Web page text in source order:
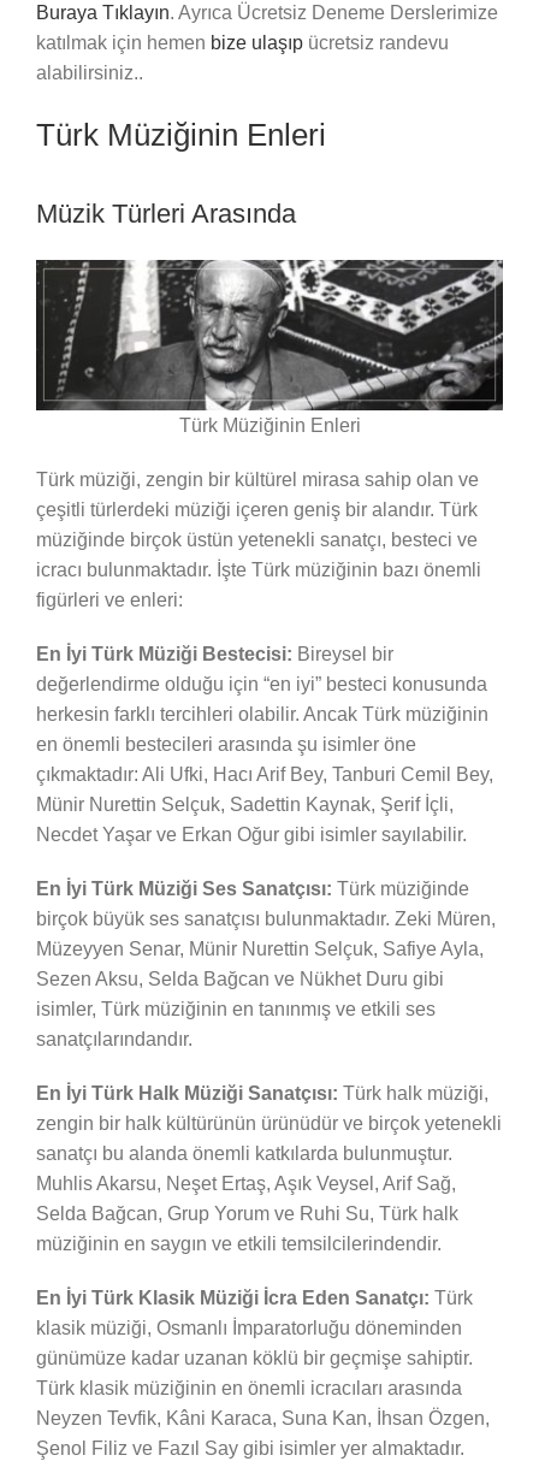
Buraya Tıklayın. Ayrıca Ücretsiz Deneme Derslerimize
katılmak için hemen bize ulaşıpücretsiz randevu
alabilirsiniz..
Türk Müziğinin Enleri
Müzik Türleri Arasında
Türk Müziğinin Enleri
Türk müziği, zengin bir kültürel mirasa sahip olan ve
çeşitli türlerdeki müziği içeren geniş bir alandır. Türk
müziğinde birçok üstün yetenekli sanatçı, besteci ve
icracı bulunmaktadır. İşte Türk müziğinin bazı önemli
figürleri ve enleri:
En İyi Türk Müziği Bestecisi: Bireysel bir
değerlendirme olduğu için “en iyi” besteci konusunda
herkesin farklı tercihleri olabilir. Ancak Türk müziğinin
en önemli bestecileri arasında şu isimler öne
çıkmaktadır: Ali Ufki, Hacı Arif Bey, Tanburi Cemil Bey,
Münir Nurettin Selçuk, Sadettin Kaynak, Şerif İçli,
Necdet Yaşar ve Erkan Oğur gibi isimler sayılabilir.
En İyi Türk Müziği Ses Sanatçısı: Türk müziğinde
birçok büyük ses sanatçısı bulunmaktadır. Zeki Müren,
Müzeyyen Senar, Münir Nurettin Selçuk, Safiye Ayla,
Sezen Aksu, Selda Bağcan ve Nükhet Duru gibi
isimler, Türk müziğinin en tanınmış ve etkili ses
sanatçılarındandır.
En İyi Türk Halk Müziği Sanatçısı: Türk halk müziği,
zengin bir halk kültürünün ürünüdür ve birçok yetenekli
sanatçı bu alanda önemli katkılarda bulunmuştur.
Muhlis Akarsu, Neşet Ertaş, Aşık Veysel, Arif Sağ,
Selda Bağcan, Grup Yorum ve Ruhi Su, Türk halk
müziğinin en saygın ve etkili temsilcilerindendir.
En İyi Türk Klasik Müziği İcra Eden Sanatçı: Türk
klasik müziği, Osmanlı İmparatorluğu döneminden
günümüze kadar uzanan köklü bir geçmişe sahiptir.
Türk klasik müziğinin en önemli icracıları arasında
Neyzen Tevfik, Kâni Karaca, Suna Kan, İhsan Özgen,
Şenol Filiz ve Fazıl Say gibi isimler yer almaktadır.